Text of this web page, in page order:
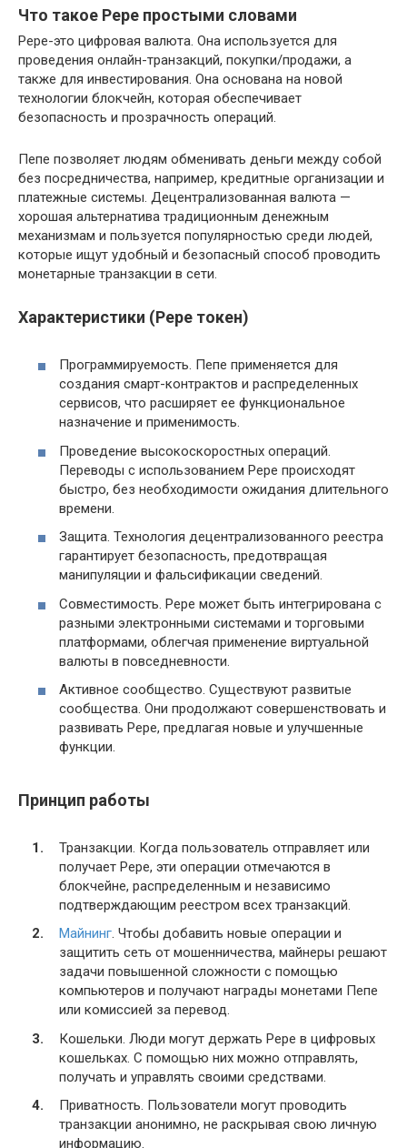
Что такое Pepe простыми словами
Pepe-это цифровая валюта. Она используется для
проведения онлайн-транзакций, покупки/продажи, а
также для инвестирования. Она основана на новой
технологии блокчейн, которая обеспечивает
безопасность и прозрачность операций.
Пепе позволяет людям обменивать деньги между собой
без посредничества, например, кредитные организации и
платежные системы. Децентрализованная валюта —
хорошая альтернатива традиционным денежным
механизмам и пользуется популярностью среди людей,
которые ищут удобный и безопасный способ проводить
монетарные транзакции в сети.
Характеристики (Pepe токен)
Программируемость. Пепе применяется для
создания смарт-контрактов и распределенных
сервисов, что расширяет ее функциональное
назначение и применимость.
Проведение высокоскоростных операций.
Переводы с использованием Pepe происходят
быстро, без необходимости ожидания длительного
времени.
Защита. Технология децентрализованного реестра
гарантирует безопасность, предотвращая
манипуляции и фальсификации сведений.
Совместимость. Pepe может быть интегрирована с
разными электронными системами и торговыми
платформами, облегчая применение виртуальной
валюты в повседневности.
Активное сообщество. Существуют развитые
сообщества. Они продолжают совершенствовать и
развивать Pepe, предлагая новые и улучшенные
функции.
Принцип работы
Транзакции. Когда пользователь отправляет или
получает Pepe, эти операции отмечаются в
блокчейне, распределенным и независимо
подтверждающим реестром всех транзакций.
Майнинг. Чтобы добавить новые операции и
защитить сеть от мошенничества, майнеры решают
задачи повышенной сложности с помощью
компьютеров и получают награды монетами Пепе
или комиссией за перевод.
Кошельки. Люди могут держать Pepe в цифровых
кошельках. С помощью них можно отправлять,
получать и управлять своими средствами.
Приватность. Пользователи могут проводить
транзакции анонимно, не раскрывая свою личную
информацию.